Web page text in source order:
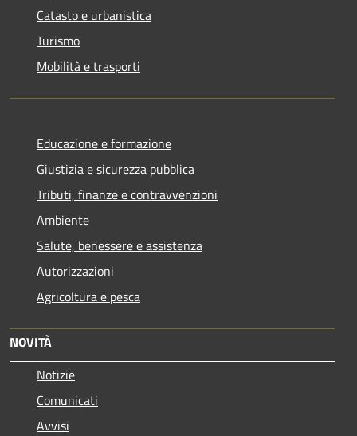
Catasto e urbanistica
Turismo
Mobilità e trasporti
Educazione e formazione
Giustizia e sicurezza pubblica
Tributi, finanze e contravvenzioni
Ambiente
Salute, benessere e assistenza
Autorizzazioni
Agricoltura e pesca
NOVITÀ
Notizie
Comunicati
Avvisi